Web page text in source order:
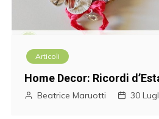
Articoli
Home Decor: Ricordi
Beatrice Maruotti 30